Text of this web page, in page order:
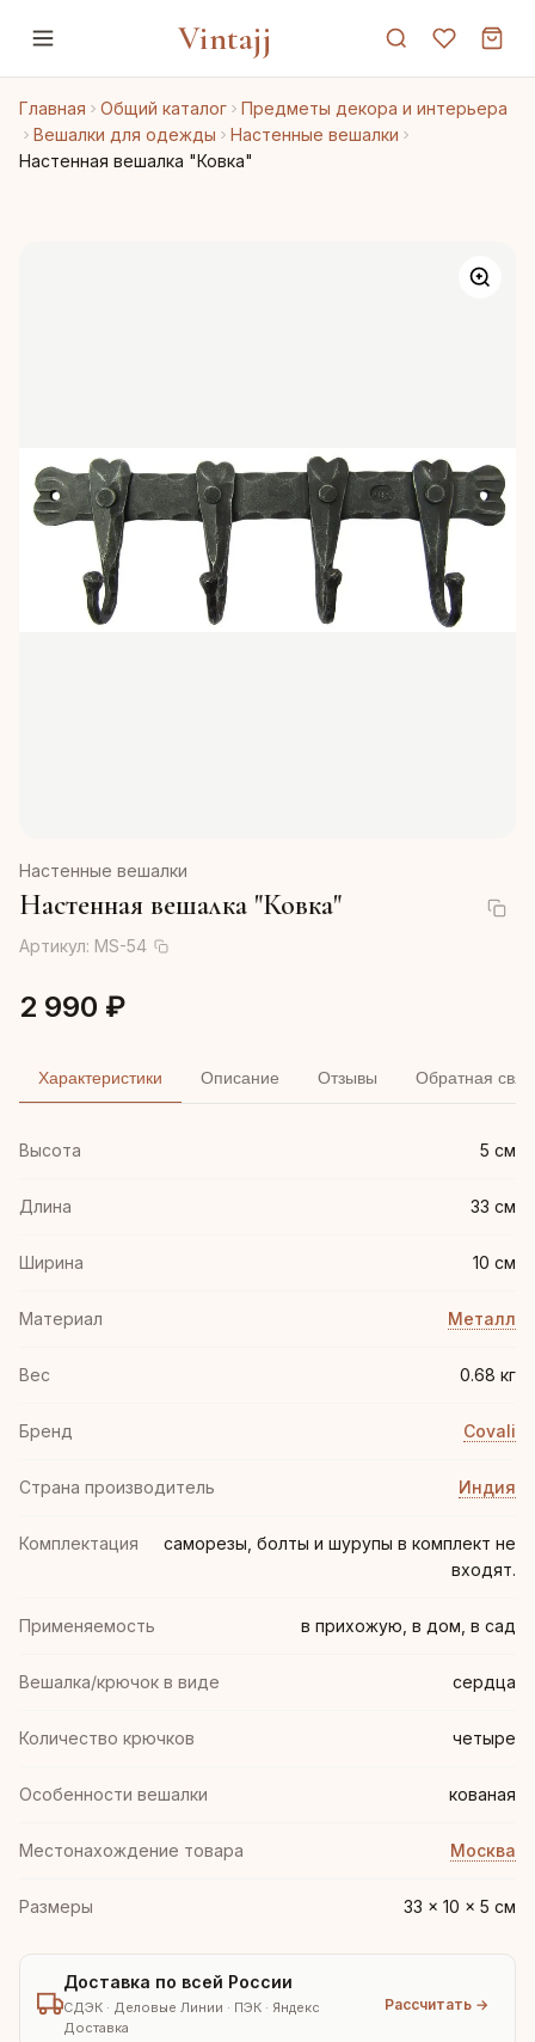
Vintajj
Главная Общий каталог
Предметы декора и интерьера
Вешалки для одежды
Настенные вешалки
Настенная вешалка "Ковка"
Настенные вешалки
Настенная вешалка "Ковка"
Артикул: MS-54
2 990 ₽
Характеристики Описание Отзывы Обратная
Высота 5 см
Длина 33 см
Ширина 10 см
Материал Металл
Вес 0.68 кг
Бренд Covali
Страна производитель Индия
Комплектация
саморезы, болты и шурупы в комплект не
входят.
Применяемость в прихожую, в дом, в сад
Вешалка/крючок в виде сердца
Количество крючков четыре
Особенности вешалки кованая
Местонахождение товара Москва
Размеры 33 × 10 × 5 см
Доставка по всей России
СДЭК · Деловые Линии · ПЭК · Яндекс
Доставка
Рассчитать →